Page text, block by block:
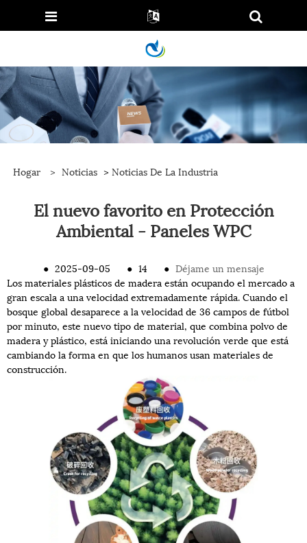
Hogar > Noticias > Noticias De La Industria
El nuevo favorito en Protección
Ambiental - Paneles WPC
● 2025-09-05 ● 14 ● Déjame un mensaje
Los materiales plásticos de madera están ocupando el mercado a
gran escala a una velocidad extremadamente rápida. Cuando el
bosque global desaparece a la velocidad de 36 campos de fútbol
por minuto, este nuevo tipo de material, que combina polvo de
madera y plástico, está iniciando una revolución verde que está
cambiando la forma en que los humanos usan materiales de
construcción.